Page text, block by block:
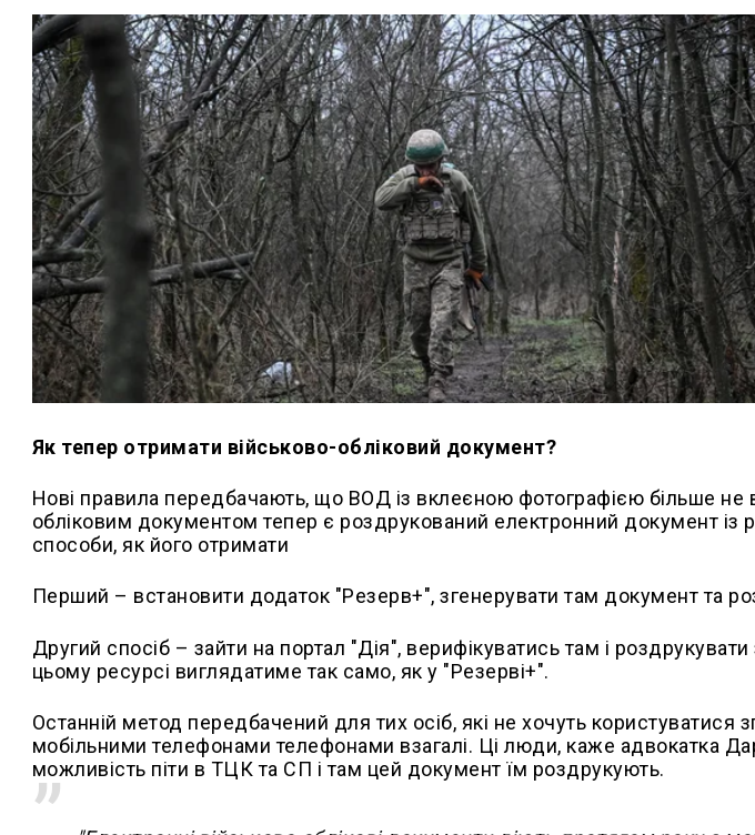
Як тепер отримати військово-обліковий документ?
Нові правила передбачають, що ВОД із вклеєною фотографією більше не
обліковим документом тепер є роздрукований електронний документ із
способи, як його отримати
Перший – встановити додаток "Резерв+", згенерувати там документ та
Другий спосіб – зайти на портал "Дія", верифікуватись там і
цьому ресурсі виглядатиме так само, як у "Резерві+".
Останній метод передбачений для тих осіб, які не хочуть користуватися
мобільними телефонами телефонами взагалі. Ці люди, каже адвокатка
можливість піти в ТЦК та СП і там цей документ їм роздрукують.